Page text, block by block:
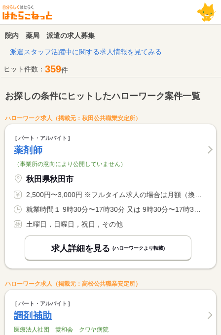
院内 薬局 派遣の求人募集
派遣スタッフ活躍中に関する求人情報を見てみる
ヒット件数： 359件
お探しの条件にヒットしたハローワーク案件一覧
ハローワーク求人（掲載元：秋田公共職業安定所）
パート・アルバイト
薬剤師
（事業所の意向により公開していません）
秋田県秋田市
2,500円〜3,000円 ※フルタイム求人の場合は月額（換算額）、パート求人の場合は時間額を表示しています。
土曜日，日曜日，祝日，その他
求人詳細を見る (ハローワークより転載)
ハローワーク求人（掲載元：高松公共職業安定所）
パート・アルバイト
調剤補助
医療法人社団 雙和会 クワヤ病院